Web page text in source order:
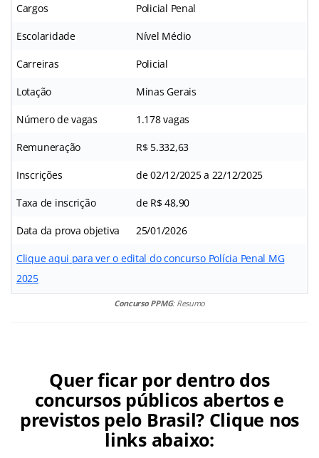
Cargos Policial Penal
Escolaridade Nível Médio
Carreiras Policial
Lotação Minas Gerais
Número de vagas 1.178 vagas
Remuneração R$ 5.332,63
Inscrições de 02/12/2025 a 22/12/2025
Taxa de inscrição de R$ 48,90
Data da prova objetiva 25/01/2026
Clique aqui para ver o edital do concurso Polícia Penal MG
2025
Concurso PPMG: Resumo
Quer ficar por dentro dos
concursos públicos abertos e
previstos pelo Brasil? Clique nos
links abaixo: